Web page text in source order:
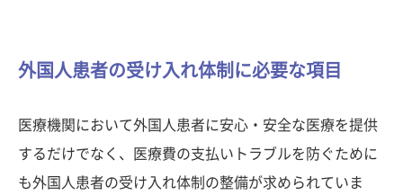
外国人患者の受け入れ体制に必要な項目
医療機関において外国人患者に安心・安全な医療を提供
するだけでなく、医療費の支払いトラブルを防ぐために
も外国人患者の受け入れ体制の整備が求められていま